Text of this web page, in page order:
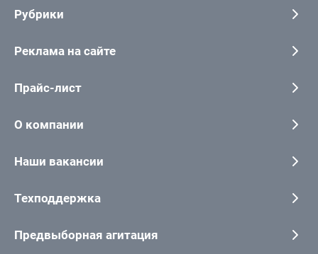
Рубрики
Реклама на сайте
Прайс-лист
О компании
Наши вакансии
Техподдержка
Предвыборная агитация